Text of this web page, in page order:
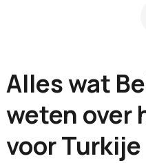
Alles wat
weten over
voor Turkije